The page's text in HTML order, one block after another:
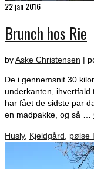
22jan 2016
Brunch hos Rie
byAske Christensen |
De i gennemsnit 30
underkanten, ihvertfald
har fået de sidste par
en madpakke, og så …
Husly, Kjeldgård pølse